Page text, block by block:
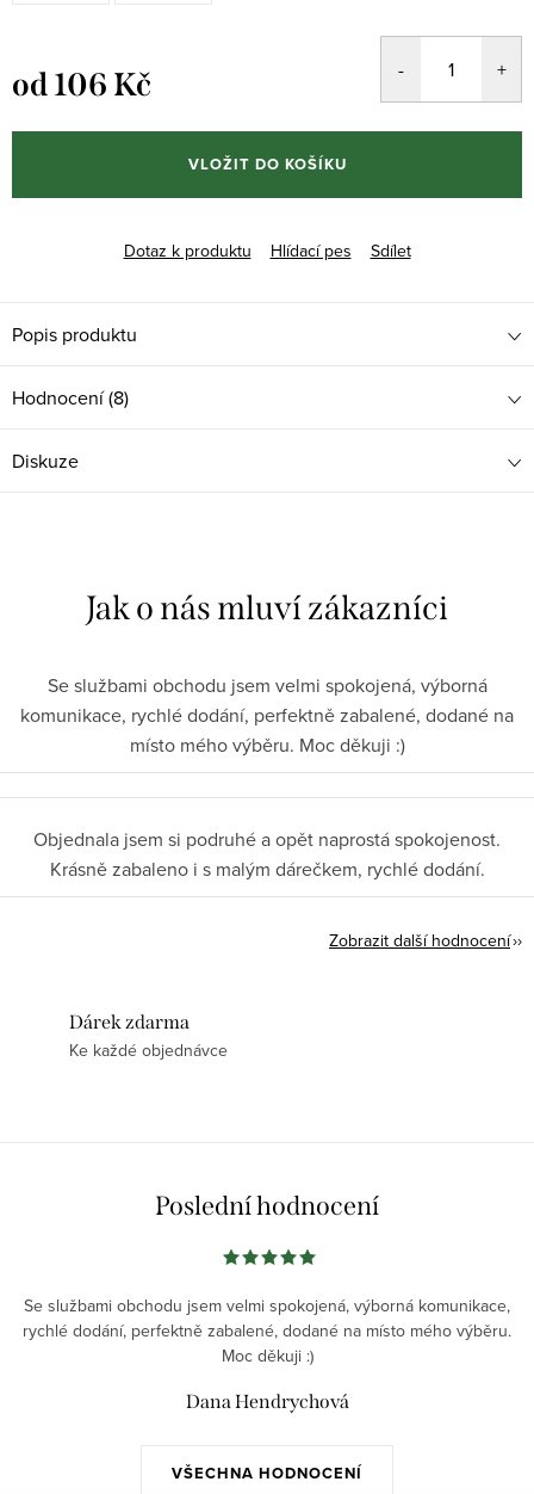
od106 Kč
cena:
VLOŽIT DO KOŠÍKU
Dotaz k produktu Hlídací pes Sdílet
Popis produktu
Hodnocení (8)
Diskuze
Se službami obchodu jsem velmi spokojená, výborná
komunikace, rychlé dodání, perfektně zabalené, dodané na
místo mého výběru. Moc děkuji :)
Objednala jsem si podruhé a opět naprostá spokojenost.
Krásně zabaleno i s malým dárečkem, rychlé dodání.
Zobrazit další hodnocení
Dárek zdarma
Ke každé objednávce
Poslední hodnocení
VŠECHNA HODNOCENÍ
Se službami obchodu jsem velmi spokojená, výborná komunikace,
rychlé dodání, perfektně zabalené, dodané na místo mého výběru.
Moc děkuji :)
Dana Hendrychová